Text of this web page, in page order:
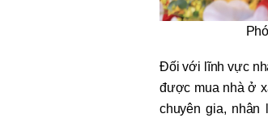
Đối với lĩnh vực
được mua nhà ở
chuyên gia,